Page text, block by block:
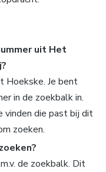
uit Het
Hoekske. Je bent
in de zoekbalk in.
die past bij dit
zoeken.
de zoekbalk. Dit